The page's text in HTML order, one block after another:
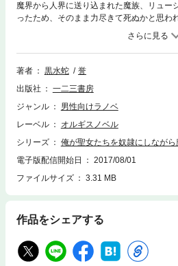
魔界から人界に送り込まれた魔族、リュー
ったため、そのまま力尽きて死ぬかと思わ
彼女を救出しようと現れたリティア達を捕
し、訪れた村で、かつて魔界でリューシュ
馴染みで吸血鬼の真祖に襲われてしまう。
著者
黒水蛇
誉
出版社
一二三書房
ジャンル
男性向けラノベ
レーベル
オルギスノベル
シリーズ
俺が聖女たちを奴隷にしなが
電子版配信開始日
2017/08/01
ファイルサイズ
3.31 MB
作品をシェアする